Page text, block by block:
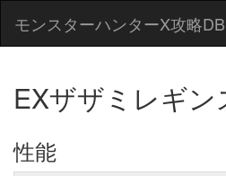
モンスターハンターX攻略DB
EXザザミレギン
性能